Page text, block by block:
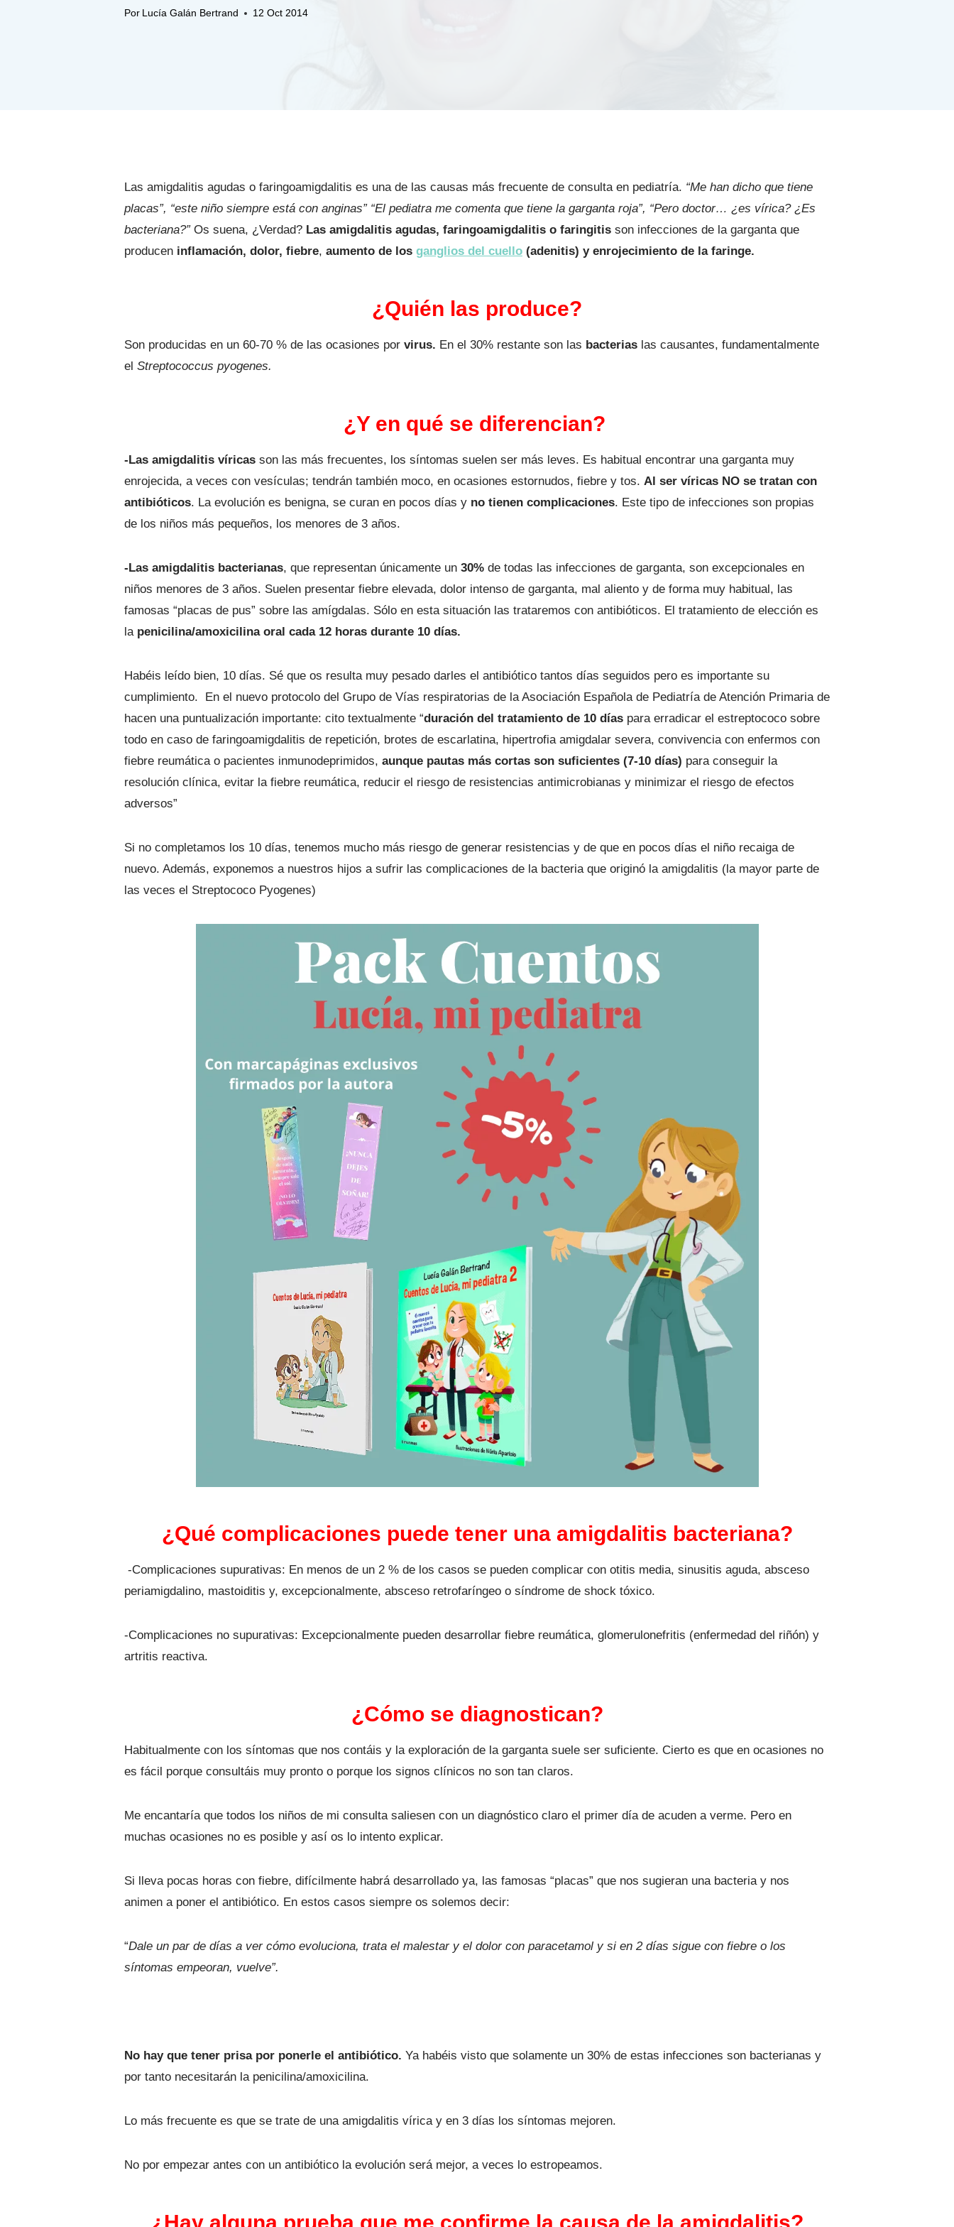
Por Lucía Galán Bertrand 12 Oct 2014
Las amigdalitis agudas o faringoamigdalitis es una de las causas más frecuente de consulta en pediatría. “Me han dicho que tiene
placas”, “este niño siempre está con anginas” “El pediatra me comenta que tiene la garganta roja”, “Pero doctor… ¿es vírica? ¿Es
bacteriana?” Os suena, ¿Verdad? Las amigdalitis agudas, faringoamigdalitis o faringitis son infecciones de la garganta que
producen inflamación, dolor, fiebre, aumento de los ganglios del cuello (adenitis) y enrojecimiento de la faringe.
¿Quién las produce?
Son producidas en un 60-70 % de las ocasiones por virus. En el 30% restante son las bacterias las causantes, fundamentalmente
el Streptococcus pyogenes.
¿Y en qué se diferencian?
-Las amigdalitis víricas son las más frecuentes, los síntomas suelen ser más leves. Es habitual encontrar una garganta muy
enrojecida, a veces con vesículas; tendrán también moco, en ocasiones estornudos, fiebre y tos. Al ser víricas NO se tratan con
antibióticos. La evolución es benigna, se curan en pocos días y no tienen complicaciones. Este tipo de infecciones son propias
de los niños más pequeños, los menores de 3 años.
-Las amigdalitis bacterianas, que representan únicamente un 30% de todas las infecciones de garganta, son excepcionales en
niños menores de 3 años. Suelen presentar fiebre elevada, dolor intenso de garganta, mal aliento y de forma muy habitual, las
famosas “placas de pus” sobre las amígdalas. Sólo en esta situación las trataremos con antibióticos. El tratamiento de elección es
la penicilina/amoxicilina oral cada 12 horas durante 10 días.
Habéis leído bien, 10 días. Sé que os resulta muy pesado darles el antibiótico tantos días seguidos pero es importante su
cumplimiento. En el nuevo protocolo del Grupo de Vías respiratorias de la Asociación Española de Pediatría de Atención Primaria de
hacen una puntualización importante: cito textualmente “duración del tratamiento de 10 días para erradicar el estreptococo sobre
todo en caso de faringoamigdalitis de repetición, brotes de escarlatina, hipertrofia amigdalar severa, convivencia con enfermos con
fiebre reumática o pacientes inmunodeprimidos, aunque pautas más cortas son suficientes (7-10 días) para conseguir la
resolución clínica, evitar la fiebre reumática, reducir el riesgo de resistencias antimicrobianas y minimizar el riesgo de efectos
adversos”
Si no completamos los 10 días, tenemos mucho más riesgo de generar resistencias y de que en pocos días el niño recaiga de
nuevo. Además, exponemos a nuestros hijos a sufrir las complicaciones de la bacteria que originó la amigdalitis (la mayor parte de
las veces el Streptococo Pyogenes)
¿Qué complicaciones puede tener una amigdalitis bacteriana?
-Complicaciones supurativas: En menos de un 2 % de los casos se pueden complicar con otitis media, sinusitis aguda, absceso
periamigdalino, mastoiditis y, excepcionalmente, absceso retrofaríngeo o síndrome de shock tóxico.
-Complicaciones no supurativas: Excepcionalmente pueden desarrollar fiebre reumática, glomerulonefritis (enfermedad del riñón) y
artritis reactiva.
¿Cómo se diagnostican?
Habitualmente con los síntomas que nos contáis y la exploración de la garganta suele ser suficiente. Cierto es que en ocasiones no
es fácil porque consultáis muy pronto o porque los signos clínicos no son tan claros.
Me encantaría que todos los niños de mi consulta saliesen con un diagnóstico claro el primer día de acuden a verme. Pero en
muchas ocasiones no es posible y así os lo intento explicar.
Si lleva pocas horas con fiebre, difícilmente habrá desarrollado ya, las famosas “placas” que nos sugieran una bacteria y nos
animen a poner el antibiótico. En estos casos siempre os solemos decir:
“Dale un par de días a ver cómo evoluciona, trata el malestar y el dolor con paracetamol y si en 2 días sigue con fiebre o los
síntomas empeoran, vuelve”.
No hay que tener prisa por ponerle el antibiótico. Ya habéis visto que solamente un 30% de estas infecciones son bacterianas y
por tanto necesitarán la penicilina/amoxicilina.
Lo más frecuente es que se trate de una amigdalitis vírica y en 3 días los síntomas mejoren.
No por empezar antes con un antibiótico la evolución será mejor, a veces lo estropeamos.